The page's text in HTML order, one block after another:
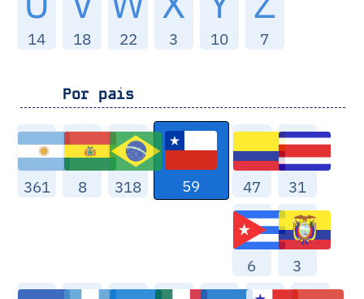
14 18 22 3 10 7
Por pais
361 8 318 59 47 31
6 3